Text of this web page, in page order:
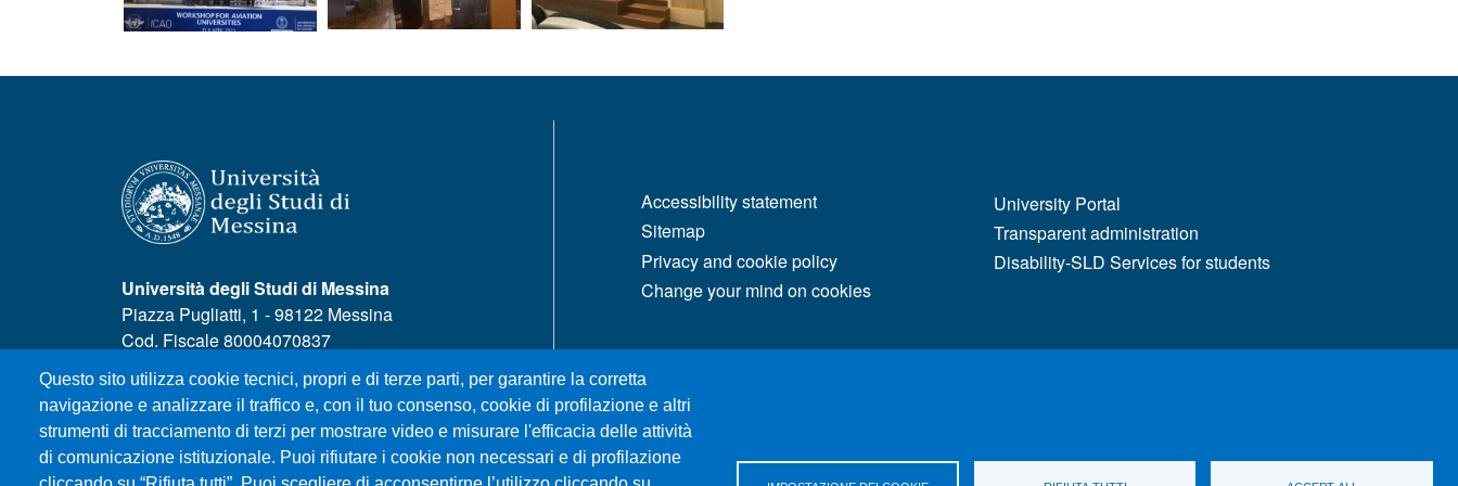
Questo sito utilizza cookie tecnici, propri e di terze parti, per garantire la corretta
navigazione e analizzare il traffico e, con il tuo consenso, cookie di profilazione e altri
strumenti di tracciamento di terzi per mostrare video e misurare l'efficacia delle attività
di comunicazione istituzionale. Puoi rifiutare i cookie non necessari e di profilazione
Università degli Studi di Messina
Piazza Pugliatti, 1 - 98122 Messina
Cod. Fiscale 80004070837
P.IVA 00724160833
Centralino: 090 676 1
MENÙ SOCIAL
Accessibility statement
Sitemap
Privacy and cookie policy
Change your mind on cookies
University Portal
Transparent administration
Disability-SLD Services for students